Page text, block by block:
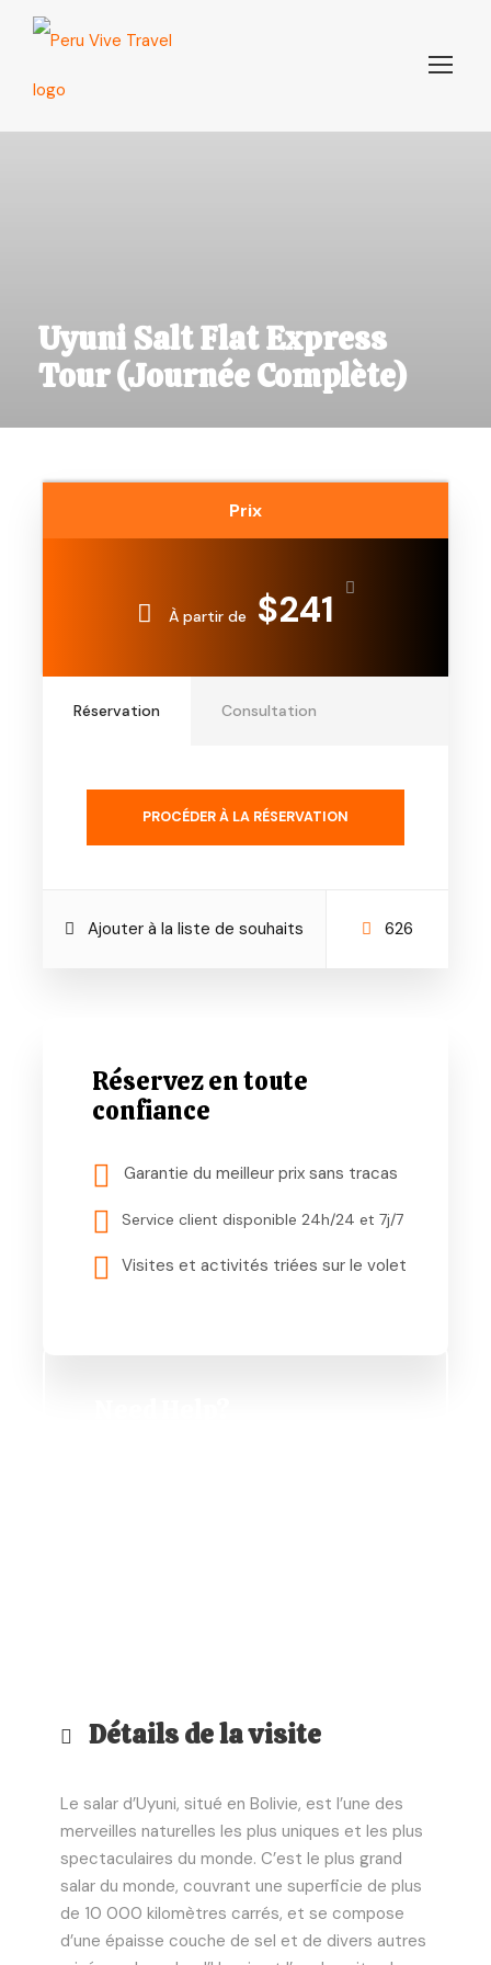
Uyuni Salt Flat Express
Tour (Journée Complète)
Prix
À partir de $241
Réservation Consultation
PROCÉDER À LA RÉSERVATION
Ajouter à la liste de souhaits 626
Réservez en toute
confiance
Garantie du meilleur prix sans tracas
Service client disponible 24h/24 et 7j/7
Visites et activités triées sur le volet
Détails de la visite
Le salar d’Uyuni, situé en Bolivie, est l’une des
merveilles naturelles les plus uniques et les plus
spectaculaires du monde. C’est le plus grand
salar du monde, couvrant une superficie de plus
de 10 000 kilomètres carrés, et se compose
d’une épaisse couche de sel et de divers autres